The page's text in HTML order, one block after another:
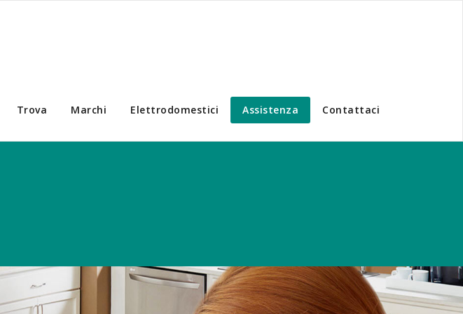
Trova Marchi Elettrodomestici Assistenza Contattaci